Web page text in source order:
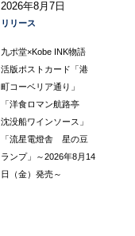
2026年8月7日
リリース
九ポ堂×Kobe INK物語
活版ポストカード「港
町コーベリア通り」
「洋食ロマン航路亭
沈没船ワインソース」
「流星電燈舎 星の豆
ランプ」～2026年8月14
日（金）発売～